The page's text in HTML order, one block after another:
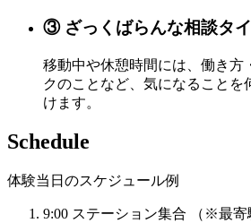
③ ざっくばらんな相談タ
移動中や休憩時間には、働き方
クのことなど、気になることを
けます。
Schedule
体験当日のスケジュール例
9:00 ステーション集合
（※最